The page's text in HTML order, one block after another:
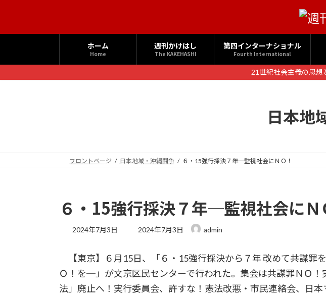
へ
ス
ョ
ン
ホーム
Home
週刊かけはし
The KAKEHASHI
第四インターナショナル
Fourth International
21世紀社会主義の思想
日本地
フロントページ 日本地域・沖縄闘争 ６・15強行採決７年─監視社会にＮＯ！
６・15強行採決７年─監視社会にＮ
2024年7月3日
最
新
日
時
:
2024年7月3日 admin
【東京】６月15日、「６・15強行採決から７年 改めて共謀罪
Ｏ！を─」が文京区民センターで行われた。集会は共謀罪ＮＯ！
法」廃止へ！実行委員会、許すな！憲法改悪・市民連絡会、日